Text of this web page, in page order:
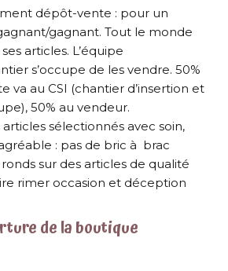
dépôt-vente : pour un
gagnant. Tout le monde
articles. L’équipe
s’occupe de les vendre. 50%
va au CSI (chantier d’insertion et
50% au vendeur.
sélectionnés avec soin,
: pas de bric à brac
sur des articles de qualité
rimer occasion et déception
de la boutique